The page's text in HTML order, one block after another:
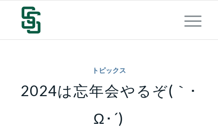
トピックス
2024は忘年会やるぞ(｀･
Ω･´)